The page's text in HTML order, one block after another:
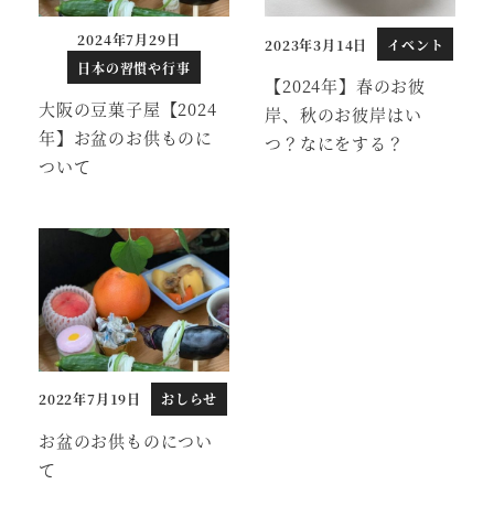
大阪の豆菓子屋【2024
年】お盆のお供ものに
ついて
投稿日
2024年7月29日
日本の習慣や行事
【2024年】春のお彼
岸、秋のお彼岸はい
つ？なにをする？
投稿日
2023年3月14日 イベント
お盆のお供ものについ
て
投稿日
2022年7月19日 おしらせ